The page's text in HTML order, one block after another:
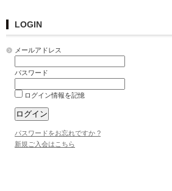
LOGIN
メールアドレス
パスワード
ログイン情報を記憶
パスワードをお忘れですか ?
新規ご入会はこちら